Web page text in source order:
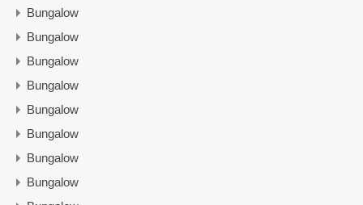
Bungalow
Bungalow
Bungalow
Bungalow
Bungalow
Bungalow
Bungalow
Bungalow